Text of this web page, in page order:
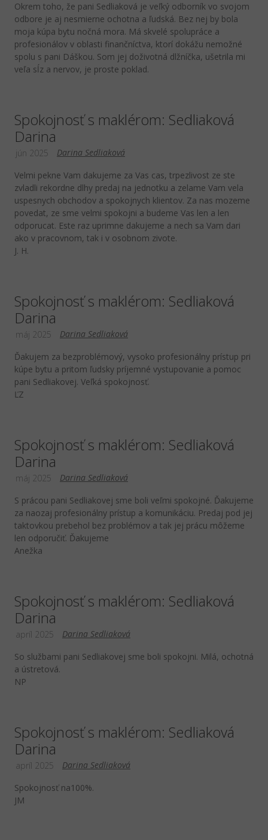
Okrem toho, že pani Sedliaková je veľký odborník vo svojom
odbore je aj nesmierne ochotna a ľudská. Bez nej by bola
moja kúpa bytu nočná mora. Má skvelé spolupráce a
profesionálov v oblasti finančníctva, ktorí dokážu nemožné
spolu s pani Dáškou. Som jej doživotná dlžníčka, ušetrila mi
veľa sĺz a nervov, je proste poklad.
Spokojnosť s maklérom: Sedliaková
Darina
Darina Sedliaková
jún 2025
Velmi pekne Vam dakujeme za Vas cas, trpezlivost ze ste
zvladli rekordne dlhy predaj na jednotku a zelame Vam vela
uspesnych obchodov a spokojnych klientov. Za nas mozeme
povedat, ze sme velmi spokojni a budeme Vas len a len
odporucat. Este raz uprimne dakujeme a nech sa Vam dari
ako v pracovnom, tak i v osobnom zivote.
J. H.
Spokojnosť s maklérom: Sedliaková
Darina
Darina Sedliaková
máj 2025
Ďakujem za bezproblémový, vysoko profesionálny prístup pri
kúpe bytu a pritom ľudsky príjemné vystupovanie a pomoc
pani Sedliakovej. Veľká spokojnosť.
ĽZ
Spokojnosť s maklérom: Sedliaková
Darina
Darina Sedliaková
máj 2025
S prácou pani Sedliakovej sme boli veľmi spokojné. Ďakujeme
za naozaj profesionálny prístup a komunikáciu. Predaj pod jej
taktovkou prebehol bez problémov a tak jej prácu môžeme
len odporučiť. Ďakujeme
Anežka
Spokojnosť s maklérom: Sedliaková
Darina
Darina Sedliaková
apríl 2025
So službami pani Sedliakovej sme boli spokojni. Milá, ochotná
a ústretová.
NP
Spokojnosť s maklérom: Sedliaková
Darina
Darina Sedliaková
apríl 2025
Spokojnosť na100%.
JM